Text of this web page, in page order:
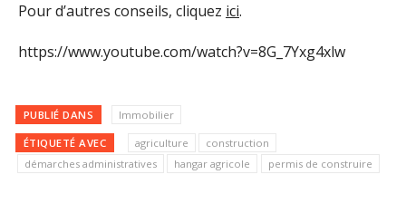
Pour d’autres conseils, cliquez ici.
https://www.youtube.com/watch?v=8G_7Yxg4xlw
PUBLIÉ DANS Immobilier
ÉTIQUETÉ AVEC agriculture
construction
démarches administratives
hangar agricole permis de construire